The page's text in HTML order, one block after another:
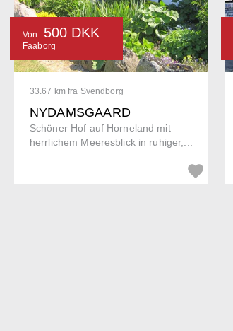
33.67 km fra Svendborg
NYDAMSGAARD
Schöner Hof auf Horneland mit
herrlichem Meeresblick in ruhiger,...
Von 500 DKK
Faaborg